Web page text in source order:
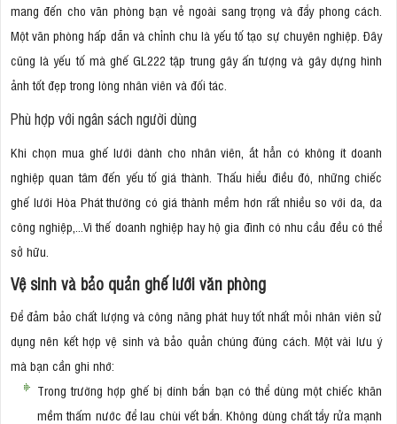
mang đến cho văn phòng bạn vẻ ngoài sang trọng và đẩy phong cách.
Một văn phòng hấp dẫn và chỉnh chu là yếu tố tạo sự chuyên nghiệp. Đây
cũng là yếu tố mà ghế GL222 tập trung gây ấn tượng và gây dựng hình
ảnh tốt đẹp trong lòng nhân viên và đối tác.
Phù hợp với ngân sách người dùng
Khi chọn mua ghế lưới dành cho nhân viên, ắt hẳn có không ít doanh
nghiệp quan tâm đến yếu tố giá thành. Thấu hiểu điều đó, những chiếc
ghế lưới Hòa Phát thường có giá thành mềm hơn rất nhiều so với da, da
công nghiệp,...Vì thế doanh nghiệp hay hộ gia đình có nhu cầu đều có thể
sở hữu.
Vệ sinh và bảo quản ghế lưới văn phòng
Để đảm bảo chất lượng và công năng phát huy tốt nhất mỗi nhân viên sử
dụng nên kết hợp vệ sinh và bảo quản chúng đúng cách. Một vài lưu ý
mà bạn cần ghi nhớ:
Trong trường hợp ghế bị dính bẩn bạn có thể dùng một chiếc khăn
mềm thấm nước để lau chùi vết bẩn. Không dùng chất tẩy rửa mạnh